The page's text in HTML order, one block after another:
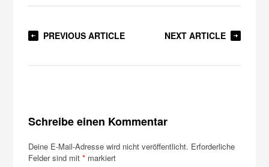
PREVIOUS ARTICLE NEXT ARTICLE
Schreibe einen Kommentar
Deine E-Mail-Adresse wird nicht veröffentlicht. Erforderliche
Felder sind mit* markiert